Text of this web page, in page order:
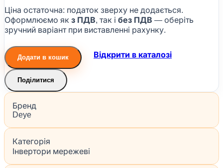
Ціна остаточна: податок зверху не додається.
Оформлюємо як з ПДВ, так і без ПДВ — оберіть
зручний варіант при виставленні рахунку.
Додати в кошик Відкрити в каталозі
Поділитися
Бренд
Deye
Категорія
Інвертори мережеві